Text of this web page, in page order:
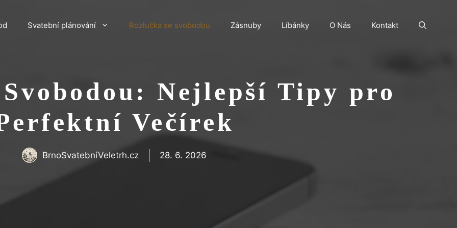
Svatební plánování Rozlučka se svobodou Zásnuby Líbánky O Nás Kontakt
Nejlepší Tipy pro
Večírek
BrnoSvatebníVeletrh.cz 28. 6. 2026